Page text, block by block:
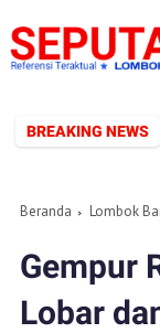
BREAKING NEWS
FORMAL
Beranda Lombok
Gempur
Lobar